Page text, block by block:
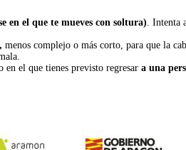
en el que te mueves con soltura) .
menos complejo o más corto, para que la
en el que tienes previsto regresar a una